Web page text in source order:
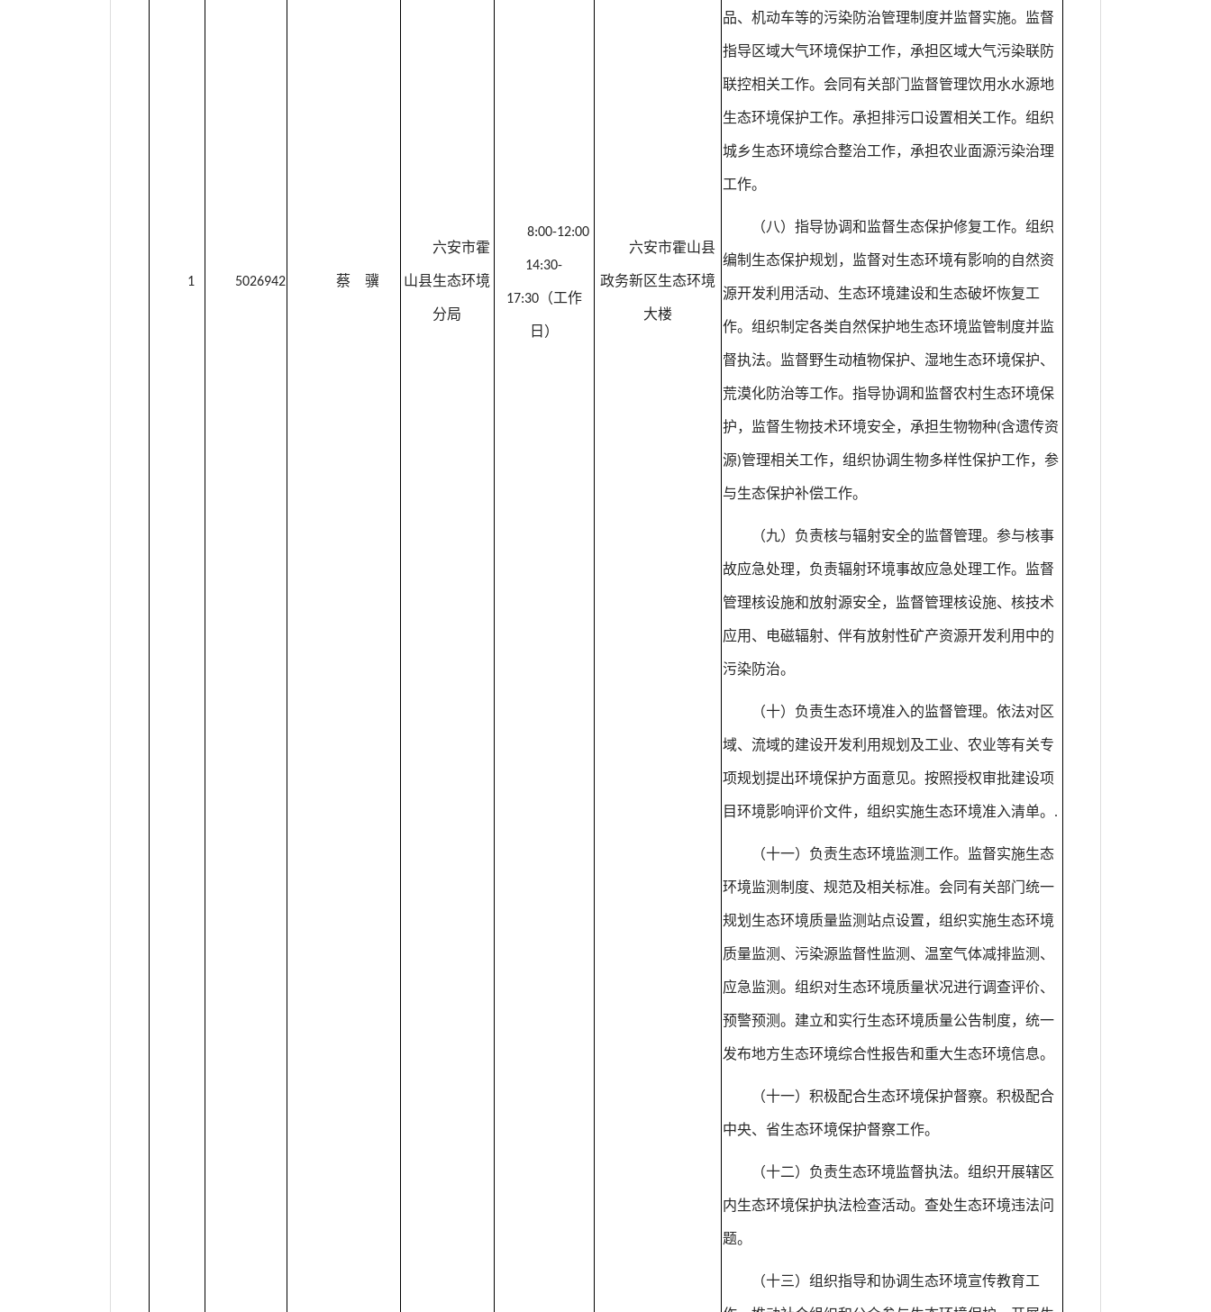
1 5026942 蔡 骥
六安市霍
山县生态环境
分局
8:00-12:00
14:30-
17:30（工作
日）
六安市霍山县
政务新区生态环境
大楼
品、机动车等的污染防治管理制度并监督实施。监督
指导区域大气环境保护工作，承担区域大气污染联防
联控相关工作。会同有关部门监督管理饮用水水源地
生态环境保护工作。承担排污口设置相关工作。组织
城乡生态环境综合整治工作，承担农业面源污染治理
工作。
（八）指导协调和监督生态保护修复工作。组织
编制生态保护规划，监督对生态环境有影响的自然资
源开发利用活动、生态环境建设和生态破坏恢复工
作。组织制定各类自然保护地生态环境监管制度并监
督执法。监督野生动植物保护、湿地生态环境保护、
荒漠化防治等工作。指导协调和监督农村生态环境保
护，监督生物技术环境安全，承担生物物种(含遗传资
源)管理相关工作，组织协调生物多样性保护工作，参
与生态保护补偿工作。
（九）负责核与辐射安全的监督管理。参与核事
故应急处理，负责辐射环境事故应急处理工作。监督
管理核设施和放射源安全，监督管理核设施、核技术
应用、电磁辐射、伴有放射性矿产资源开发利用中的
污染防治。
（十）负责生态环境准入的监督管理。依法对区
域、流域的建设开发利用规划及工业、农业等有关专
项规划提出环境保护方面意见。按照授权审批建设项
目环境影响评价文件，组织实施生态环境准入清单。 .
（十一）负责生态环境监测工作。监督实施生态
环境监测制度、规范及相关标准。会同有关部门统一
规划生态环境质量监测站点设置，组织实施生态环境
质量监测、污染源监督性监测、温室气体减排监测、
应急监测。组织对生态环境质量状况进行调查评价、
预警预测。建立和实行生态环境质量公告制度，统一
发布地方生态环境综合性报告和重大生态环境信息。
（十一）积极配合生态环境保护督察。积极配合
中央、省生态环境保护督察工作。
（十二）负责生态环境监督执法。组织开展辖区
内生态环境保护执法检查活动。查处生态环境违法问
题。
（十三）组织指导和协调生态环境宣传教育工